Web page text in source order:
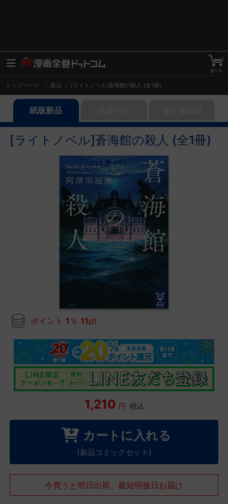
トップページ 新品 [ライトノベル]蒼海館の殺人 (全1冊)
紙版新品
[ライトノベル]蒼海館の殺人 (全1冊)
ポイント 1 ％ 11pt
1,210 円 税込
カートに入れる
(新品コミックセット)
今買うと明日出荷、最短明後日お届け